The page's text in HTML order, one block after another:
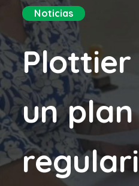
Noticias
Plottier
un